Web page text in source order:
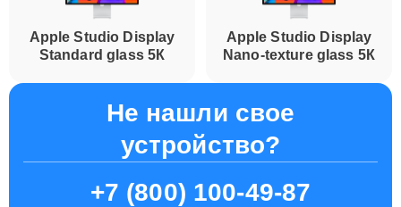
Apple Studio Display
Standard glass 5К
Apple Studio Display
Nano-texture glass 5К
Не нашли свое
устройство?
+7 (800) 100-49-87